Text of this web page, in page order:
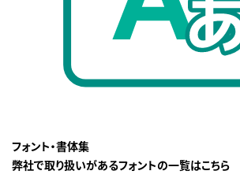
フォント・書体集
弊社で取り扱いがあるフォントの一覧はこちら